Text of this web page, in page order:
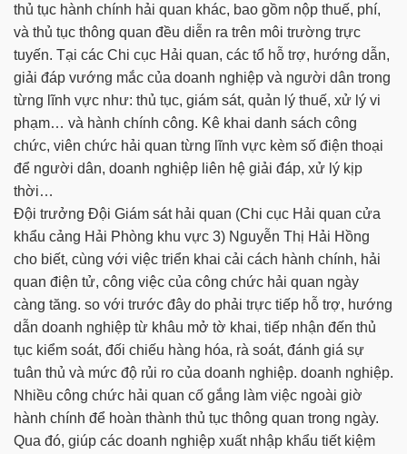
thủ tục hành chính hải quan khác, bao gồm nộp thuế, phí,
và thủ tục thông quan đều diễn ra trên môi trường trực
tuyến. Tại các Chi cục Hải quan, các tổ hỗ trợ, hướng dẫn,
giải đáp vướng mắc của doanh nghiệp và người dân trong
từng lĩnh vực như: thủ tục, giám sát, quản lý thuế, xử lý vi
phạm… và hành chính công. Kê khai danh sách công
chức, viên chức hải quan từng lĩnh vực kèm số điện thoại
để người dân, doanh nghiệp liên hệ giải đáp, xử lý kịp
thời…
Đội trưởng Đội Giám sát hải quan (Chi cục Hải quan cửa
khẩu cảng Hải Phòng khu vực 3) Nguyễn Thị Hải Hồng
cho biết, cùng với việc triển khai cải cách hành chính, hải
quan điện tử, công việc của công chức hải quan ngày
càng tăng. so với trước đây do phải trực tiếp hỗ trợ, hướng
dẫn doanh nghiệp từ khâu mở tờ khai, tiếp nhận đến thủ
tục kiểm soát, đối chiếu hàng hóa, rà soát, đánh giá sự
tuân thủ và mức độ rủi ro của doanh nghiệp. doanh nghiệp.
Nhiều công chức hải quan cố gắng làm việc ngoài giờ
hành chính để hoàn thành thủ tục thông quan trong ngày.
Qua đó, giúp các doanh nghiệp xuất nhập khẩu tiết kiệm